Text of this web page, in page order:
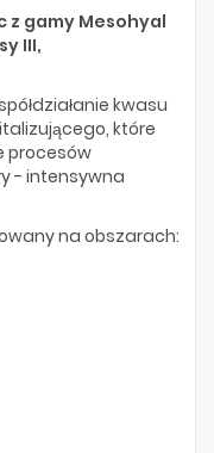
gamy Mesohyal
III,
kwasu
które
procesów
- intensywna
na obszarach: